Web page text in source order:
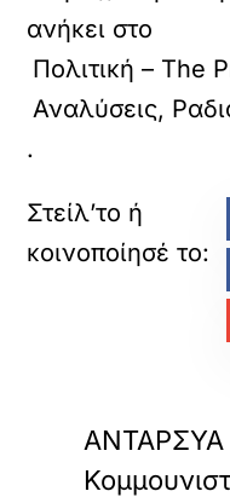
ανήκει στο
Πολιτική – The
Αναλύσεις,
.
ΑΝΤΑΡΣΥΑ